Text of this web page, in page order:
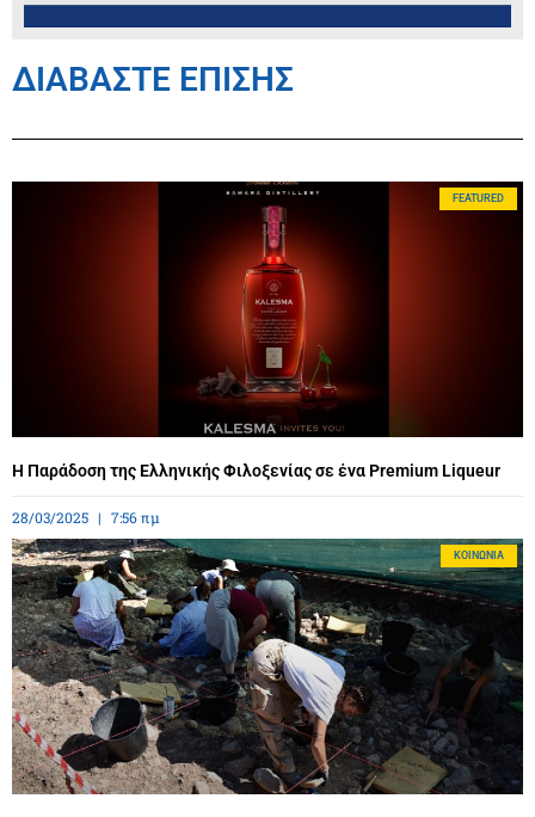
ΔΙΑΒΑΣΤΕ ΕΠΙΣΗΣ
FEATURED
Η Παράδοση της Ελληνικής Φιλοξενίας σε ένα Premium Liqueur
28/03/2025 7:56 πμ
ΚΟΙΝΩΝΊΑ